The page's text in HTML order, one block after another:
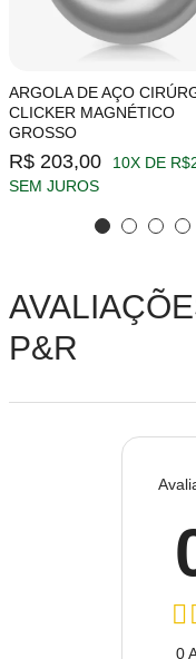
ARGOLA DE AÇO
CLICKER MAGNÉTICO
GROSSO
R$ 203,00
10X DE
SEM JUROS
P&R
0